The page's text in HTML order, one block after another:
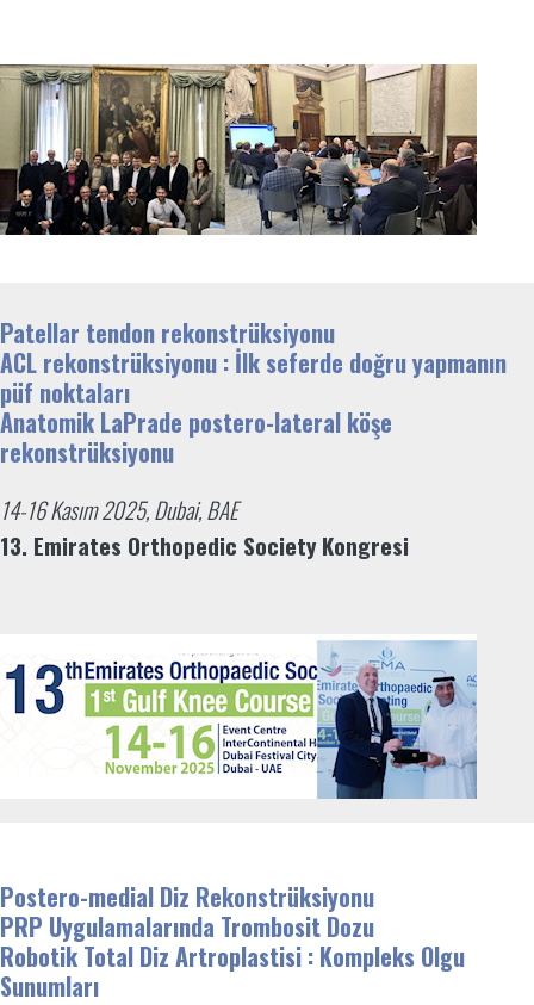
Patellar tendon rekonstrüksiyonu
ACL rekonstrüksiyonu : İlk seferde doğru yapmanın
püf noktaları
Anatomik LaPrade postero-lateral köşe
rekonstrüksiyonu
14-16 Kasım 2025, Dubai, BAE
13. Emirates Orthopedic Society Kongresi
Postero-medial Diz Rekonstrüksiyonu
PRP Uygulamalarında Trombosit Dozu
Robotik Total Diz Artroplastisi : Kompleks Olgu
Sunumları